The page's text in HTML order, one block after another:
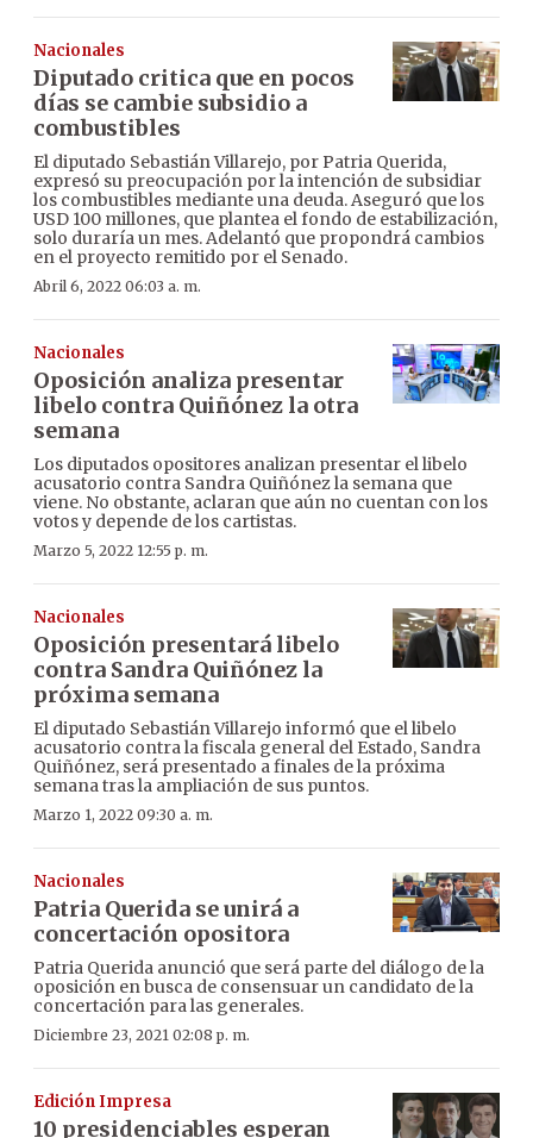
Nacionales
Diputado critica que en pocos
días se cambie subsidio a
combustibles
El diputado Sebastián Villarejo, por Patria Querida,
expresó su preocupación por la intención de subsidiar
los combustibles mediante una deuda. Aseguró que los
USD 100 millones, que plantea el fondo de estabilización,
solo duraría un mes. Adelantó que propondrá cambios
en el proyecto remitido por el Senado.
Abril 6, 2022 06:03 a. m.
Nacionales
Oposición analiza presentar
libelo contra Quiñónez la otra
semana
Los diputados opositores analizan presentar el libelo
acusatorio contra Sandra Quiñónez la semana que
viene. No obstante, aclaran que aún no cuentan con los
votos y depende de los cartistas.
Marzo 5, 2022 12:55 p. m.
Nacionales
Oposición presentará libelo
contra Sandra Quiñónez la
próxima semana
El diputado Sebastián Villarejo informó que el libelo
acusatorio contra la fiscala general del Estado, Sandra
Quiñónez, será presentado a finales de la próxima
semana tras la ampliación de sus puntos.
Marzo 1, 2022 09:30 a. m.
Nacionales
Patria Querida se unirá a
concertación opositora
Patria Querida anunció que será parte del diálogo de la
oposición en busca de consensuar un candidato de la
concertación para las generales.
Diciembre 23, 2021 02:08 p. m.
Edición Impresa
10 presidenciables esperan